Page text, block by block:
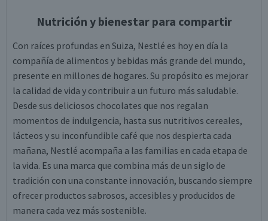
Nutrición y bienestar para compartir
Con raíces profundas en Suiza, Nestlé es hoy en día la
compañía de alimentos y bebidas más grande del mundo,
presente en millones de hogares. Su propósito es mejorar
la calidad de vida y contribuir a un futuro más saludable.
Desde sus deliciosos chocolates que nos regalan
momentos de indulgencia, hasta sus nutritivos cereales,
lácteos y su inconfundible café que nos despierta cada
mañana, Nestlé acompaña a las familias en cada etapa de
la vida. Es una marca que combina más de un siglo de
tradición con una constante innovación, buscando siempre
ofrecer productos sabrosos, accesibles y producidos de
manera cada vez más sostenible.